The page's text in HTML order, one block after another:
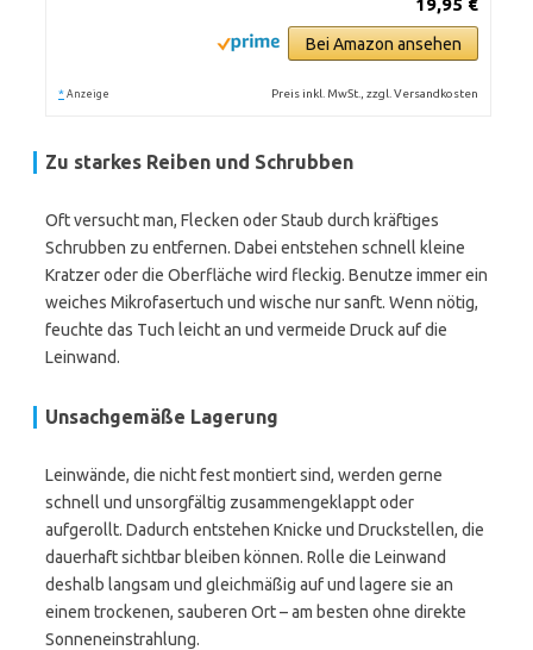
19,95 €
Bei Amazon ansehen
* Anzeige Preis inkl. MwSt., zzgl. Versandkosten
Zu starkes Reiben und Schrubben
Oft versucht man, Flecken oder Staub durch kräftiges
Schrubben zu entfernen. Dabei entstehen schnell kleine
Kratzer oder die Oberfläche wird fleckig. Benutze immer ein
weiches Mikrofasertuch und wische nur sanft. Wenn nötig,
feuchte das Tuch leicht an und vermeide Druck auf die
Leinwand.
Unsachgemäße Lagerung
Leinwände, die nicht fest montiert sind, werden gerne
schnell und unsorgfältig zusammengeklappt oder
aufgerollt. Dadurch entstehen Knicke und Druckstellen, die
dauerhaft sichtbar bleiben können. Rolle die Leinwand
deshalb langsam und gleichmäßig auf und lagere sie an
einem trockenen, sauberen Ort – am besten ohne direkte
Sonneneinstrahlung.